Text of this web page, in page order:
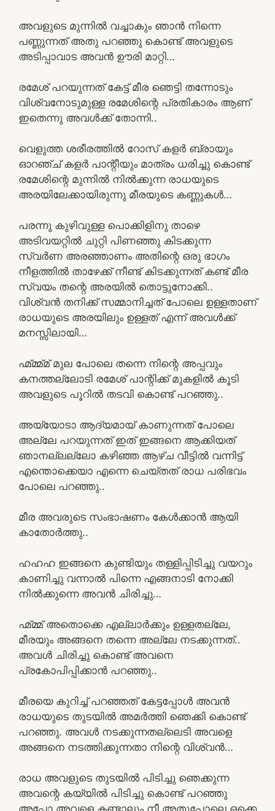
അവളുടെ മുന്നിൽ വച്ചാകും ഞാൻ നിന്നെ
പണ്ണുന്നത് അതു പറഞ്ഞു കൊണ്ട് അവളുടെ
അടിപ്പാവാട അവൻ ഊരി മാറ്റി…
രമേശ് പറയുന്നത് കേട്ട് മീര ഞെട്ടി തന്നോടും
വിശ്വനോടുമുള്ള രമേശിന്റെ പ്രതികാരം ആണ്
ഇതെന്നു അവൾക്ക് തോന്നി..
വെളുത്ത ശരീരത്തിൽ റോസ് കളർ ബ്രായും
ഓറഞ്ച് കളർ പാന്റീയും മാത്രം ധരിച്ചു കൊണ്ട്
രമേശിന്റെ മുന്നിൽ നിൽക്കുന്ന രാധയുടെ
അരയിലേക്കായിരുന്നു മീരയുടെ കണ്ണുകൾ…
പരന്നു കുഴിവുള്ള പൊക്കിളിനു താഴെ
അടിവയറ്റിൽ ചുറ്റി പിണഞ്ഞു കിടക്കുന്ന
സ്വർണ അരഞ്ഞാണം അതിന്റെ ഒരു ഭാഗം
നീളത്തിൽ താഴേക്ക് നീണ്ട് കിടക്കുന്നത് കണ്ട് മീര
സ്വയം തന്റെ അരയിൽ തൊട്ടുനോക്കി..
വിശ്വൻ തനിക്ക് സമ്മാനിച്ചത് പോലെ ഉള്ളതാണ്
രാധയുടെ അരയിലും ഉള്ളത് എന്ന് അവൾക്ക്
മനസ്സിലായി…
ഹ്മ്മ്മ്മ് മുല പോലെ തന്നെ നിന്റെ അപ്പവും
കനത്തല്ലോടി രമേശ് പാന്റിക്ക് മുകളിൽ കൂടി
അവളുടെ പൂറിൽ തടവി കൊണ്ട് പറഞ്ഞു..
അയ്യോടാ ആദ്യമായ് കാണുന്നത് പോലെ
അല്ലേ പറയുന്നത് ഇത് ഇങ്ങനെ ആക്കിയത്
ഞാനല്ലല്ലോ കഴിഞ്ഞ ആഴ്ച വീട്ടിൽ വന്നിട്ട്
എന്തൊക്കെയാ എന്നെ ചെയ്തത് രാധ പരിഭവം
പോലെ പറഞ്ഞു..
മീര അവരുടെ സംഭാഷണം കേൾക്കാൻ ആയി
കാതോർത്തു..
ഹഹഹ ഇങ്ങനെ കുണ്ടിയും തള്ളിപ്പിടിച്ചു വയറും
കാണിച്ചു വന്നാൽ പിന്നെ എങ്ങനാടി നോക്കി
നിൽക്കുന്നെ അവൻ ചിരിച്ചു…
ഹ്മ്മ്മ് അതൊക്കെ എല്ലാർക്കും ഉള്ളതല്ലേ,
മീരയും അങ്ങനെ തന്നെ അല്ലേ നടക്കുന്നത്..
അവൾ ചിരിച്ചു കൊണ്ട് അവനെ
പ്രകോപിപ്പിക്കാൻ പറഞ്ഞു..
മീരയെ കുറിച്ച് പറഞ്ഞത് കേട്ടപ്പോൾ അവൻ
രാധയുടെ തുടയിൽ അമർത്തി ഞെക്കി കൊണ്ട്
പറഞ്ഞു. അവൾ നടക്കുന്നതല്ലെടി അവളെ
അങ്ങനെ നടത്തിക്കുന്നതാ നിന്റെ വിശ്വൻ…
രാധ അവളുടെ തുടയിൽ പിടിച്ചു ഞെക്കുന്ന
അവന്റെ കയ്യിൽ പിടിച്ചു കൊണ്ട് പറഞ്ഞു
അപ്പോ അവളെ കണ്ടാലും നീ അതുപോലെ ഒക്കെ